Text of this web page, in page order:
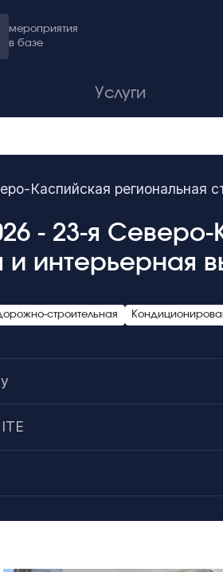
мероприятия
в базе
Услуги
Каспийская региональная
- 23-я
и интерьерная
строительная